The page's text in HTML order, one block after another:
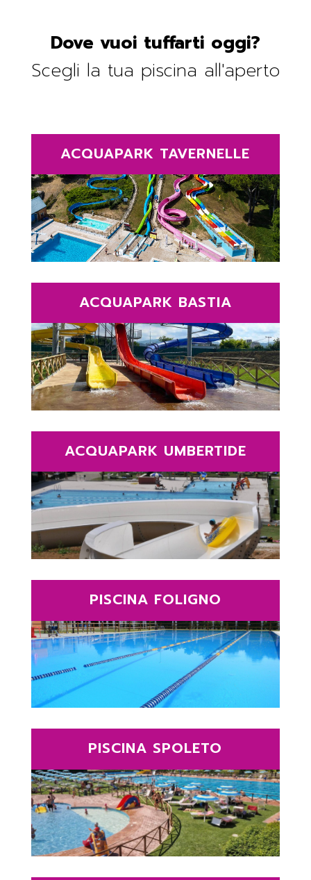
Dove vuoi tuffarti oggi?
Scegli la tua piscina all'aperto
ACQUAPARK TAVERNELLE
ACQUAPARK BASTIA
ACQUAPARK UMBERTIDE
PISCINA FOLIGNO
PISCINA SPOLETO